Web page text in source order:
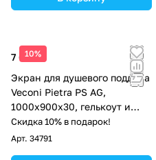
10%
7 686 ₽
Экран для душевого поддона
Veconi Pietra PS AG,
1000x900x30, гелькоут и
стекловолокно,
антрацитово-серый
Скидка 10% в подарок!
Арт. 34791